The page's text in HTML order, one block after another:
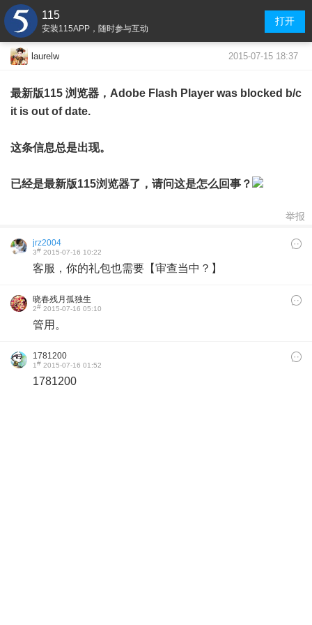
115
安装115APP，随时参与互动
打开
laurelw 2015-07-15 18:37
最新版115 浏览器，Adobe Flash Player was blocked b/c
it is out of date.
这条信息总是出现。
已经是最新版115浏览器了，请问这是怎么回事？
举报
jrz2004
3# 2015-07-16 10:22
客服，你的礼包也需要【审查当中？】
晓春残月孤独生
2# 2015-07-16 05:10
管用。
1781200
1# 2015-07-16 01:52
1781200